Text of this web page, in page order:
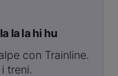
la la hi hu
con Trainline.
treni.